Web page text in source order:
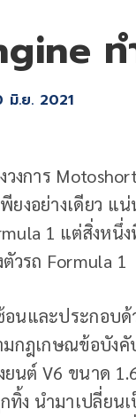
ท
มิ.ย. 2021
งการ
ยงอย่างเดียว แ
1 แต่สิ่งหนึ่
วรถ Formula 1
นและประกอบ
กฎเกษณข้อบังคั
ยนต์ V6 ขนาด
ทิ้ง นำมาเปลี่ย